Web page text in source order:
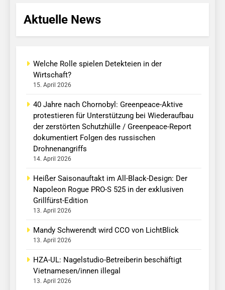
Aktuelle News
Welche Rolle spielen Detekteien in der
Wirtschaft?
15. April 2026
40 Jahre nach Chornobyl: Greenpeace-Aktive
protestieren für Unterstützung bei Wiederaufbau
der zerstörten Schutzhülle / Greenpeace-Report
dokumentiert Folgen des russischen
Drohnenangriffs
14. April 2026
Heißer Saisonauftakt im All-Black-Design: Der
Napoleon Rogue PRO-S 525 in der exklusiven
Grillfürst-Edition
13. April 2026
Mandy Schwerendt wird CCO von LichtBlick
13. April 2026
HZA-UL: Nagelstudio-Betreiberin beschäftigt
Vietnamesen/innen illegal
13. April 2026